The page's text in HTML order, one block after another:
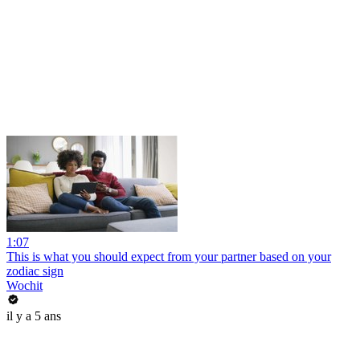
1:07
This is what you should expect from your partner based on your
zodiac sign
Wochit
il y a 5 ans